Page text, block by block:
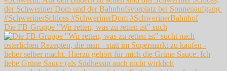
Die FB-Gruppe "Wir retten, was zu retten ist" such